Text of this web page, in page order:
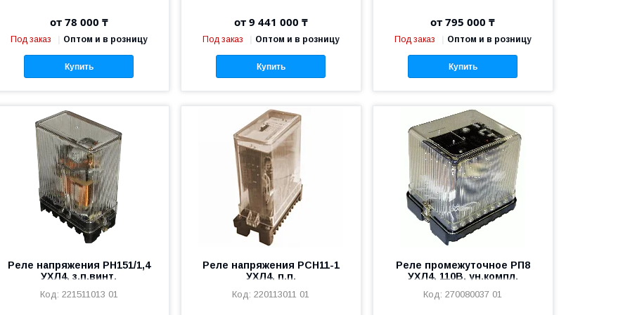
от 78 000 ₸
Под заказ Оптом и в розницу
Купить
от 9 441 000 ₸
Под заказ Оптом и в розницу
Купить
от 795 000 ₸
Под заказ Оптом и в розницу
Купить
Реле напряжения РН151/1,4
УХЛ4, з.п.винт.
221511013 01
Реле напряжения РСН11-1
УХЛ4, п.п.
220113011 01
Реле промежуточное РП8
УХЛ4, 110В, ун.компл.
270080037 01